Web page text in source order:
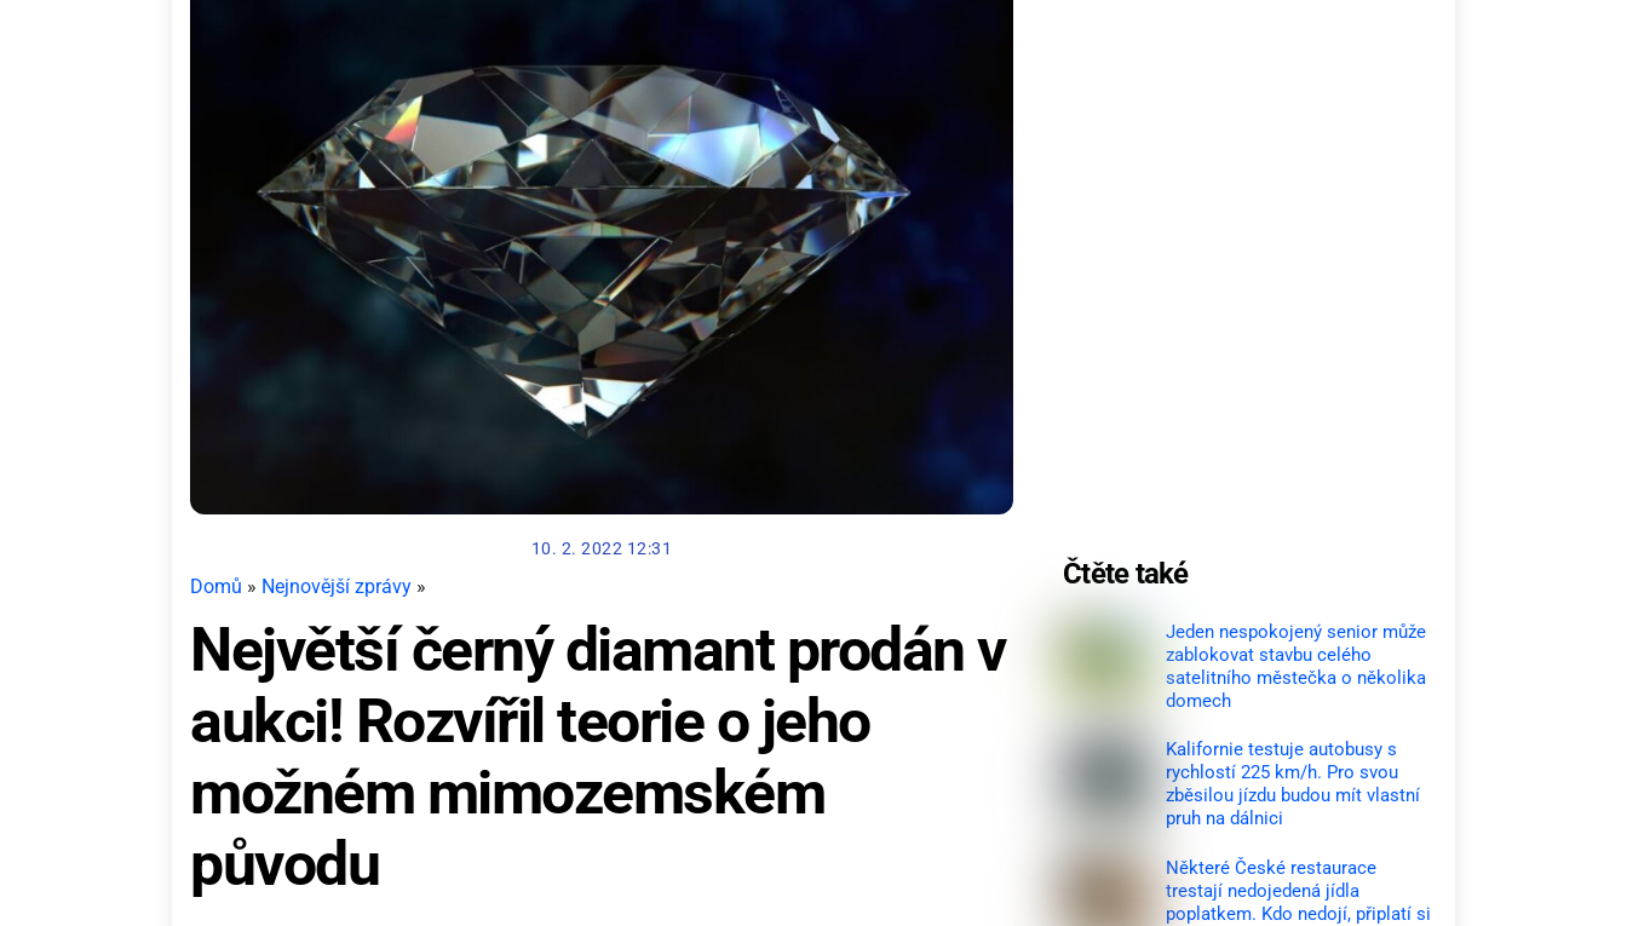
10. 2. 2022 12:31
Domů » Nejnovější zprávy »
Největší černý diamant prodán v
aukci! Rozvířil teorie o jeho
možném mimozemském
původu
Čtěte také
Jeden nespokojený senior může
zablokovat stavbu celého
satelitního městečka o několika
domech
Kalifornie testuje autobusy s
rychlostí 225 km/h. Pro svou
zběsilou jízdu budou mít vlastní
pruh na dálnici
Některé České restaurace
trestají nedojedená jídla
poplatkem. Kdo nedojí, připlatí si